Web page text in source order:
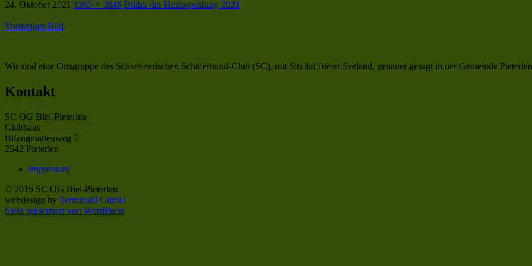
24. Oktober 2021 1365 × 2048 Bilder der Herbstprüfung 2021
Vorheriges Bild
Wir sind eine Ortsgruppe des Schweizerischen Schäferhund-Club (SC), mit Sitz im Bieler Seeland, genauer gesagt in der Gemeinde
Kontakt
SC OG Biel-Pieterlen
Clubhaus
Bifangmattenweg 7
2542 Pieterlen
Impressum
© 2015 SC OG Biel-Pieterlen
webdesign by Terminal8 GmbH
Stolz präsentiert von WordPress